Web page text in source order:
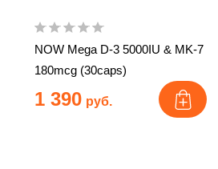
NOW Mega D-3 5000IU & MK-7
180mcg (30caps)
1 390 руб.